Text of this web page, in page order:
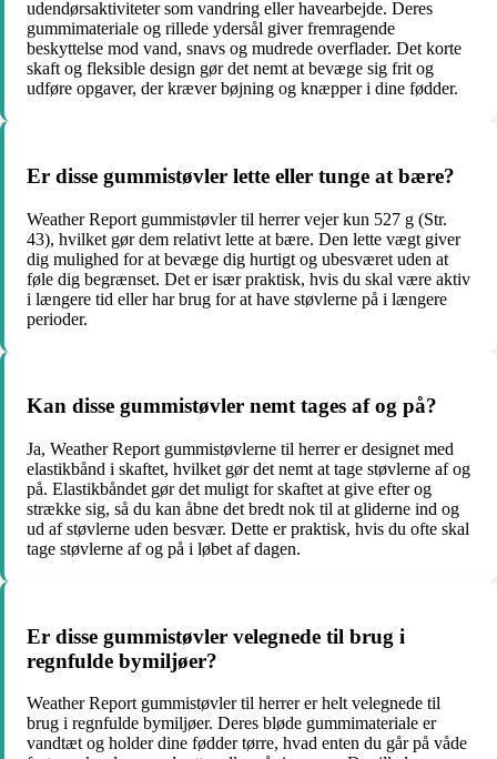
udendørsaktiviteter som vandring eller havearbejde. Deres
gummimateriale og rillede ydersål giver fremragende
beskyttelse mod vand, snavs og mudrede overflader. Det korte
skaft og fleksible design gør det nemt at bevæge sig frit og
udføre opgaver, der kræver bøjning og knæpper i dine fødder.
Er disse gummistøvler lette eller tunge at bære?
Weather Report gummistøvler til herrer vejer kun 527 g (Str.
43), hvilket gør dem relativt lette at bære. Den lette vægt giver
dig mulighed for at bevæge dig hurtigt og ubesværet uden at
føle dig begrænset. Det er især praktisk, hvis du skal være aktiv
i længere tid eller har brug for at have støvlerne på i længere
perioder.
Kan disse gummistøvler nemt tages af og på?
Ja, Weather Report gummistøvlerne til herrer er designet med
elastikbånd i skaftet, hvilket gør det nemt at tage støvlerne af og
på. Elastikbåndet gør det muligt for skaftet at give efter og
strække sig, så du kan åbne det bredt nok til at gliderne ind og
ud af støvlerne uden besvær. Dette er praktisk, hvis du ofte skal
tage støvlerne af og på i løbet af dagen.
Er disse gummistøvler velegnede til brug i
regnfulde bymiljøer?
Weather Report gummistøvler til herrer er helt velegnede til
brug i regnfulde bymiljøer. Deres bløde gummimateriale er
vandtæt og holder dine fødder tørre, hvad enten du går på våde